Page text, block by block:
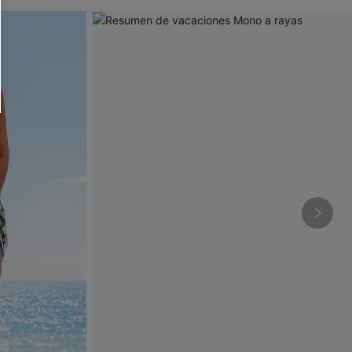
formulario, usted acepta nuestros
de Cupshe en cualquier momento del
y ofertas adaptados a su perfil.